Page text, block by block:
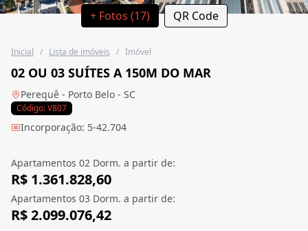
+ Fotos (17) QR Code
Inicial / Lista de imóveis / Imóvel
02 OU 03 SUÍTES A 150M DO MAR
Perequê - Porto Belo - SC
Código: V807
Incorporação: 5-42.704
Apartamentos 02 Dorm. a partir de:
R$ 1.361.828,60
Apartamentos 03 Dorm. a partir de:
R$ 2.099.076,42